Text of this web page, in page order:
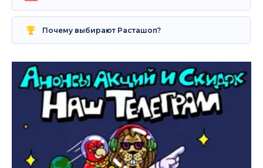
Почему выбирают Расташоп?